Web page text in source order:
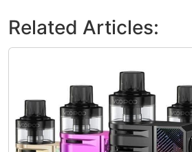
Related Articles: